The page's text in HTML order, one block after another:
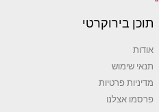
תוכן בירוקרטי
אודות
תנאי שימוש
מדיניות פרטיות
פרסמו אצלנו